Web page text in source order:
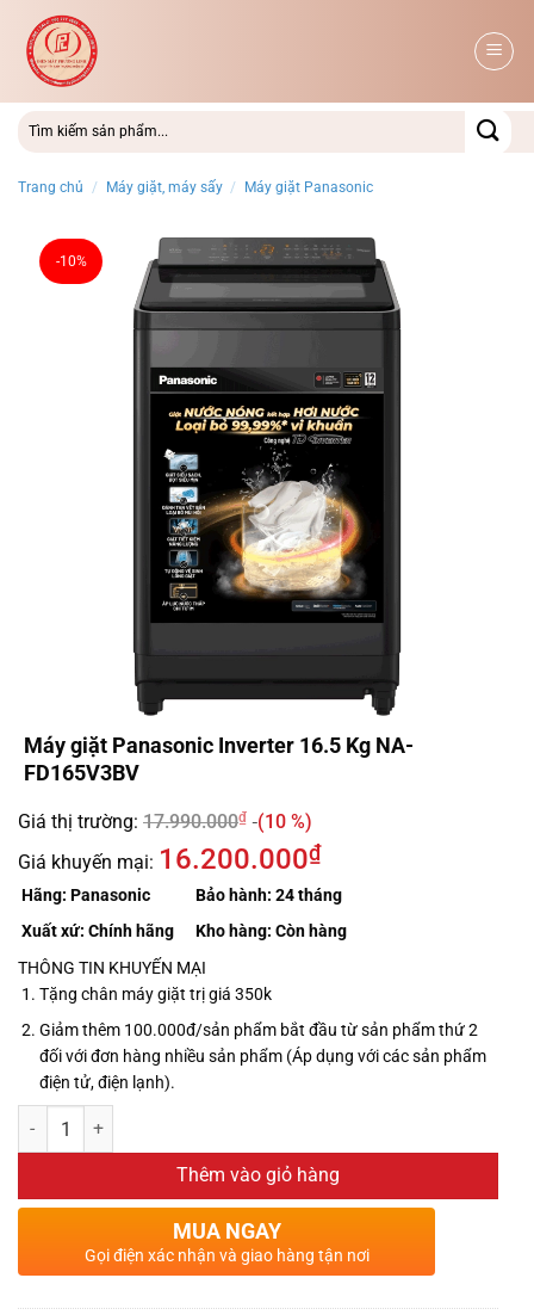
qua
dung
Trang chủ / Máy giặt, máy sấy / Máy giặt Panasonic
-10%
Máy giặt Panasonic Inverter 16.5 Kg NA-
FD165V3BV
Giá thị trường: 17.990.000₫
(10 %)
Giá khuyến mại: 16.200.000₫
Hãng: Panasonic
Xuất xứ: Chính hãng
Bảo hành: 24 tháng
Kho hàng: Còn hàng
THÔNG TIN KHUYẾN MẠI
Tặng chân máy giặt trị giá 350k
Giảm thêm 100.000đ/sản phẩm bắt đầu từ sản phẩm thứ 2
đối với đơn hàng nhiều sản phẩm (Áp dụng với các sản phẩm
điện tử, điện lạnh).
Thêm vào giỏ hàng
MUA NGAY
Gọi điện xác nhận và giao hàng tận nơi